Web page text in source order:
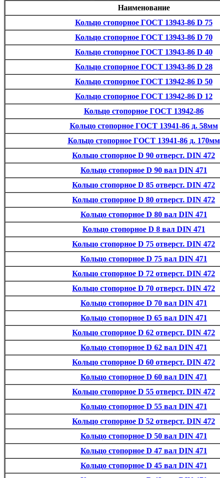
Наименование
Кольцо стопорное ГОСТ 13943-86 D 75
Кольцо стопорное ГОСТ 13943-86 D 70
Кольцо стопорное ГОСТ 13943-86 D 40
Кольцо стопорное ГОСТ 13943-86 D 28
Кольцо стопорное ГОСТ 13942-86 D 50
Кольцо стопорное ГОСТ 13942-86 D 12
Кольцо стопорное ГОСТ 13942-86
Кольцо стопорное ГОСТ 13941-86 д. 58мм
Кольцо стопорное ГОСТ 13941-86 д. 170мм
Кольцо стопорное D 90 отверст. DIN 472
Кольцо стопорное D 90 вал DIN 471
Кольцо стопорное D 85 отверст. DIN 472
Кольцо стопорное D 80 отверст. DIN 472
Кольцо стопорное D 80 вал DIN 471
Кольцо стопорное D 8 вал DIN 471
Кольцо стопорное D 75 отверст. DIN 472
Кольцо стопорное D 75 вал DIN 471
Кольцо стопорное D 72 отверст. DIN 472
Кольцо стопорное D 70 отверст. DIN 472
Кольцо стопорное D 70 вал DIN 471
Кольцо стопорное D 65 вал DIN 471
Кольцо стопорное D 62 отверст. DIN 472
Кольцо стопорное D 62 вал DIN 471
Кольцо стопорное D 60 отверст. DIN 472
Кольцо стопорное D 60 вал DIN 471
Кольцо стопорное D 55 отверст. DIN 472
Кольцо стопорное D 55 вал DIN 471
Кольцо стопорное D 52 отверст. DIN 472
Кольцо стопорное D 50 вал DIN 471
Кольцо стопорное D 47 вал DIN 471
Кольцо стопорное D 45 вал DIN 471